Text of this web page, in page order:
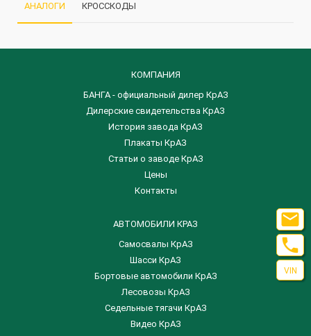
АНАЛОГИ КРОССКОДЫ
КОМПАНИЯ
БАНГА - официальный дилер КрАЗ
Дилерские свидетельства КрАЗ
История завода КрАЗ
Плакаты КрАЗ
Статьи о заводе КрАЗ
Цены
Контакты
АВТОМОБИЛИ КРАЗ
Самосвалы КрАЗ
Шасси КрАЗ
Бортовые автомобили КрАЗ
Лесовозы КрАЗ
Седельные тягачи КрАЗ
Видео КрАЗ


VIN